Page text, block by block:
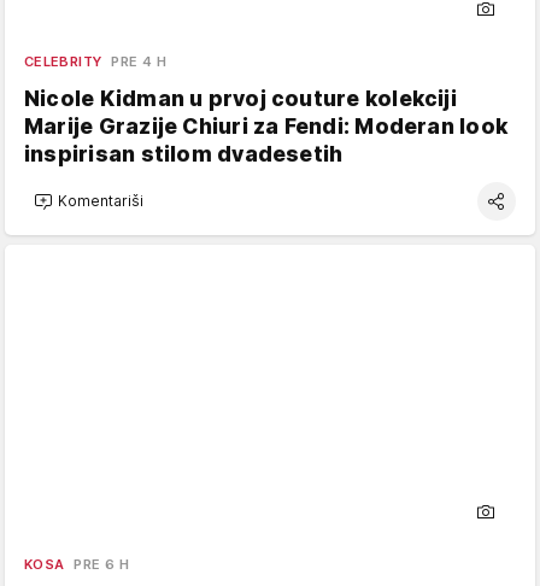
CELEBRITY PRE 4 H
Nicole Kidman u prvoj couture kolekciji
Marije Grazije Chiuri za Fendi: Moderan look
inspirisan stilom dvadesetih
Komentariši
KOSA PRE 6 H